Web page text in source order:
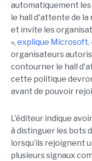
automatiquement
le hall d'attente de
et invite les
», explique Microsoft.
organisateurs
contourner le hall
cette politique
avant de pouvoir
L’éditeur indique
à distinguer les bots
lorsqu’ils rejoignent
plusieurs signaux